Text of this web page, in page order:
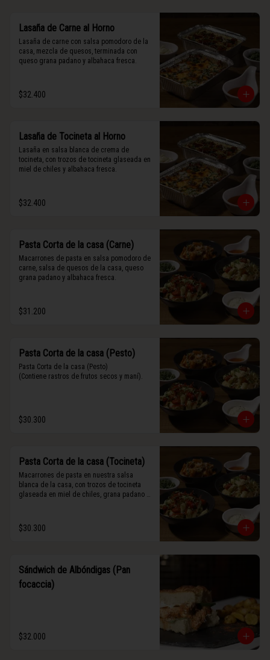
Lasaña de Carne al Horno
Lasaña de carne con salsa pomodoro de la
casa, mezcla de quesos, terminada con
queso grana padano y albahaca fresca.
$32.400
Lasaña de Tocineta al Horno
Lasaña en salsa blanca de crema de
tocineta, con trozos de tocineta glaseada en
miel de chiles y albahaca fresca.
$32.400
Pasta Corta de la casa (Carne)
Macarrones de pasta en salsa pomodoro de
carne, salsa de quesos de la casa, queso
grana padano y albahaca fresca.
$31.200
Pasta Corta de la casa (Pesto)
Pasta Corta de la casa (Pesto)
(Contiene rastros de frutos secos y maní).
$30.300
Pasta Corta de la casa (Tocineta)
Macarrones de pasta en nuestra salsa
blanca de la casa, con trozos de tocineta
glaseada en miel de chiles, grana padano y
$30.300
Sándwich de Albóndigas (Pan
focaccia)
$32.000